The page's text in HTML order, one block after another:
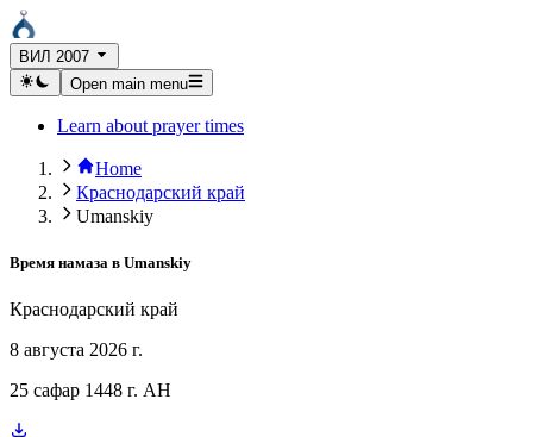
ВИЛ 2007
Open main menu
Learn about prayer times
Home
Краснодарский край
Umanskiy
Время намаза в Umanskiy
Краснодарский край
8 августа 2026 г.
25 сафар 1448 г. AH